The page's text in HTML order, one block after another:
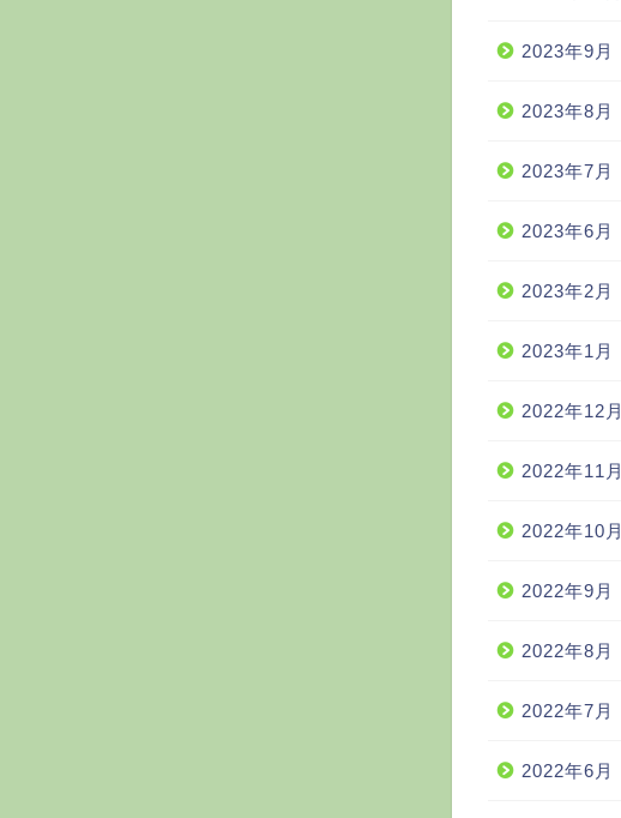
2023年9月
2023年8月
2023年7月
2023年6月
2023年2月
2023年1月
2022年12月
2022年11月
2022年10月
2022年9月
2022年8月
2022年7月
2022年6月